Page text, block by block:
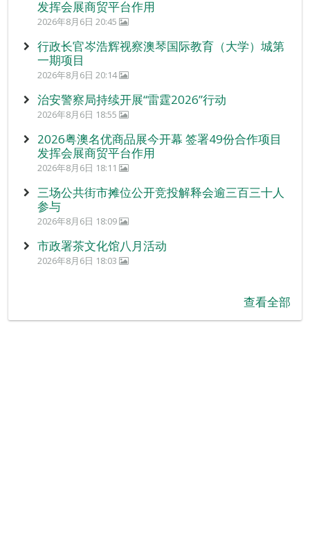
发挥会展商贸平台作用
2026年8月6日 20:45
行政长官岑浩辉视察澳琴国际教育（大学）城第
一期项目
2026年8月6日 20:14
治安警察局持续开展“雷霆2026”行动
2026年8月6日 18:55
2026粤澳名优商品展今开幕 签署49份合作项目
发挥会展商贸平台作用
2026年8月6日 18:11
三场公共街市摊位公开竞投解释会逾三百三十人
参与
2026年8月6日 18:09
市政署茶文化馆八月活动
2026年8月6日 18:03
查看全部